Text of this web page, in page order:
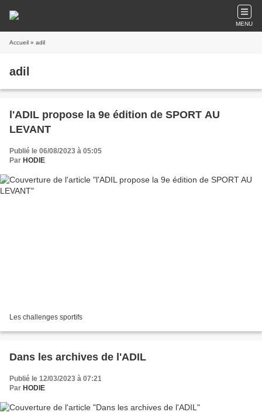
MENU
Accueil » adil
adil
l'ADIL propose la 9e édition de SPORT AU
LEVANT
Publié le 06/08/2023 à 05:05
Par HODIE
Les challenges sportifs
Dans les archives de l'ADIL
Publié le 12/03/2023 à 07:21
Par HODIE